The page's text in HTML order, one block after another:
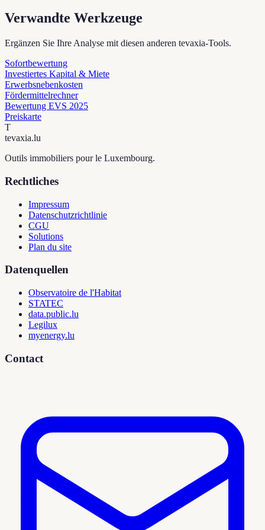
Verwandte Werkzeuge
Ergänzen Sie Ihre Analyse mit diesen anderen tevaxia-Tools.
Sofortbewertung
Investiertes Kapital & Miete
Erwerbsnebenkosten
Fördermittelrechner
Bewertung EVS 2025
Preiskarte
T
tevaxia.lu
Outils immobiliers pour le Luxembourg.
Rechtliches
Impressum
Datenschutzrichtlinie
CGU
Solutions
Plan du site
Datenquellen
Observatoire de l'Habitat
STATEC
data.public.lu
Legilux
myenergy.lu
Contact